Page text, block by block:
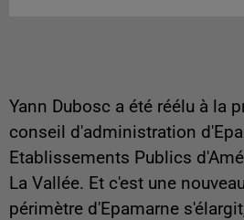
Yann Dubosc a été réélu à la
conseil d'administration
Etablissements Publics
La Vallée. Et c'est une
périmètre d'Epamarne